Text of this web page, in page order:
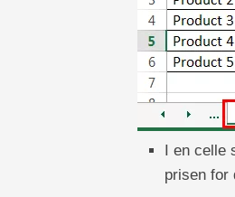
I en celle
prisen for